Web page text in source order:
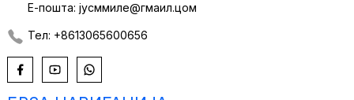
Е-пошта: јусммиле@гмаил.цом
Тел: +8613065600656